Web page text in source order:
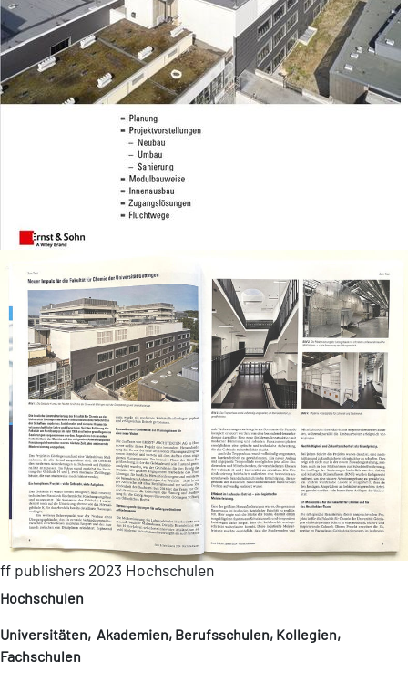
ff publishers 2023 Hochschulen
Hochschulen
Universitäten, Akademien, Berufsschulen, Kollegien,
Fachschulen